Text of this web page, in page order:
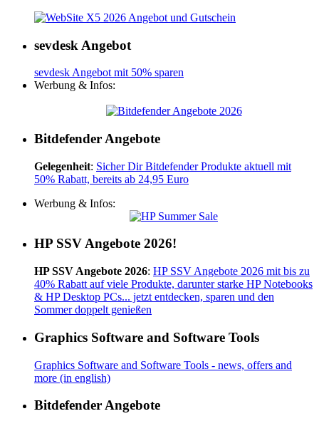
sevdesk Angebot
sevdesk Angebot mit 50% sparen
Werbung & Infos:
Bitdefender Angebote
Gelegenheit: Sicher Dir Bitdefender Produkte aktuell mit
50% Rabatt, bereits ab 24,95 Euro
Werbung & Infos:
HP SSV Angebote 2026!
HP SSV Angebote 2026: HP SSV Angebote 2026 mit bis zu
40% Rabatt auf viele Produkte, darunter starke HP Notebooks
& HP Desktop PCs... jetzt entdecken, sparen und den
Sommer doppelt genießen
Graphics Software and Software Tools
Graphics Software and Software Tools - news, offers and
more (in english)
Bitdefender Angebote